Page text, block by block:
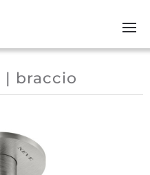
| braccio